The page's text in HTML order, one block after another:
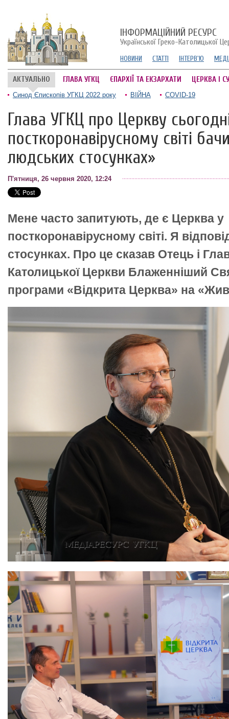
ІНФОРМАЦІЙНИЙ РЕСУРС
Української Греко-Католицької
НОВИНИ СТАТТІ ІНТЕРВ'Ю
АКТУАЛЬНО ГЛАВА УГКЦ ЄПАРХІЇ ТА ЕКЗАРХАТИ ЦЕРКВА І
Синод Єпископів УГКЦ 2022 року ВІЙНА COVID-19
Глава УГКЦ про Церкву
посткоронавірусному світі
людських стосунках»
П'ятниця, 26 червня 2020, 12:24
Мене часто запитують, де є Церква у
посткоронавірусному світі. Я
стосунках. Про це сказав Отець і
Католицької Церкви Блаженніший
програми «Відкрита Церква» на